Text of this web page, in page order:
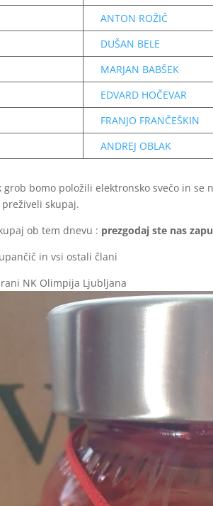
ANTON ROŽIČ
DUŠAN BELE
MARJAN BABŠEK
EDVARD HOČEVAR
FRANJO FRANČEŠKIN
ANDREJ OBLAK
grob bomo položili elektronsko svečo in
skupaj.
ob tem dnevu : prezgodaj ste nas
in vsi ostali člani
NK Olimpija Ljubljana